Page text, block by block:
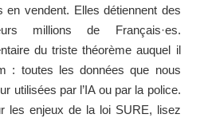
en vendent. Elles détiennent des
millions de Français·es.
du triste théorème auquel il
: toutes les données que nous
utilisées par l’IA ou par la police.
les enjeux de la loi SURE, lisez